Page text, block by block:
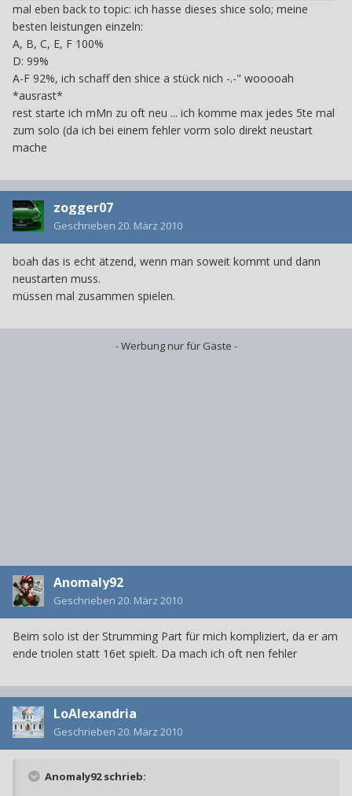
mal eben back to topic: ich hasse dieses shice solo; meine
besten leistungen einzeln:
A, B, C, E, F 100%
D: 99%
A-F 92%, ich schaff den shice a stück nich -.-" wooooah
*ausrast*
rest starte ich mMn zu oft neu ... ich komme max jedes 5te mal
zum solo (da ich bei einem fehler vorm solo direkt neustart
mache
zogger07
Geschrieben 20. März 2010
boah das is echt ätzend, wenn man soweit kommt und dann
neustarten muss.
müssen mal zusammen spielen.
- Werbung nur für Gäste -
Anomaly92
Geschrieben 20. März 2010
Beim solo ist der Strumming Part für mich kompliziert, da er am
ende triolen statt 16et spielt. Da mach ich oft nen fehler
LoAlexandria
Geschrieben 20. März 2010
Anomaly92 schrieb: